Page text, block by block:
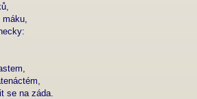
se na záda.